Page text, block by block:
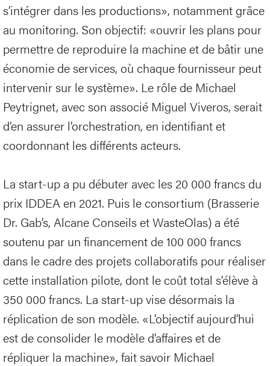
s’intégrer dans les productions», notamment grâce
au monitoring. Son objectif: «ouvrir les plans pour
permettre de reproduire la machine et de bâtir une
économie de services, où chaque fournisseur peut
intervenir sur le système». Le rôle de Michael
Peytrignet, avec son associé Miguel Viveros, serait
d’en assurer l’orchestration, en identifiant et
coordonnant les différents acteurs.
La start-up a pu débuter avec les 20 000 francs du
prix IDDEA en 2021. Puis le consortium (Brasserie
Dr. Gab’s, Alcane Conseils et WasteOlas) a été
soutenu par un financement de 100 000 francs
dans le cadre des projets collaboratifs pour réaliser
cette installation pilote, dont le coût total s’élève à
350 000 francs. La start-up vise désormais la
réplication de son modèle. «L’objectif aujourd’hui
est de consolider le modèle d’affaires et de
répliquer la machine», fait savoir Michael